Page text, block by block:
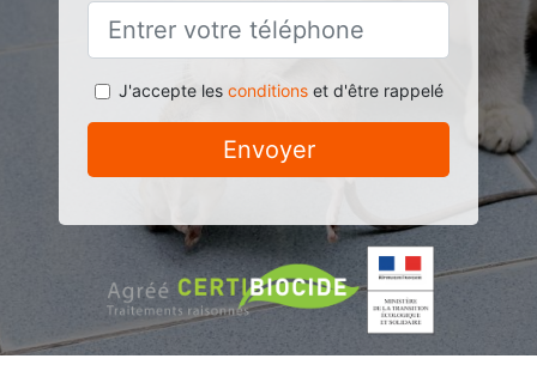
J'accepte les conditionset d'être rappelé
Envoyer